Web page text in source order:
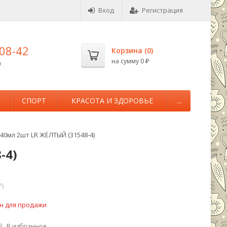
Вход Регистрация
42 Корзина (0)
на сумму 0 ₽
СПОРТ КРАСОТА И ЗДОРОВЬЕ ...
2шт LR ЖЁЛТЫЙ (31548-4)
4)
для продажи